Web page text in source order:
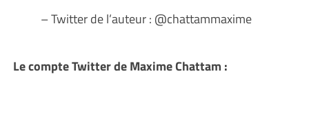
– Twitter de l’auteur : @chattammaxime
Le compte Twitter de Maxime Chattam :